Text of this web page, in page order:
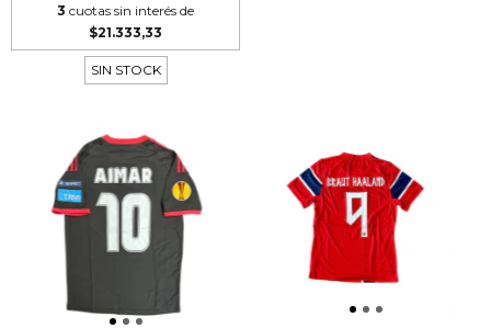
3 cuotas sin interés de
$21.333,33
SIN STOCK